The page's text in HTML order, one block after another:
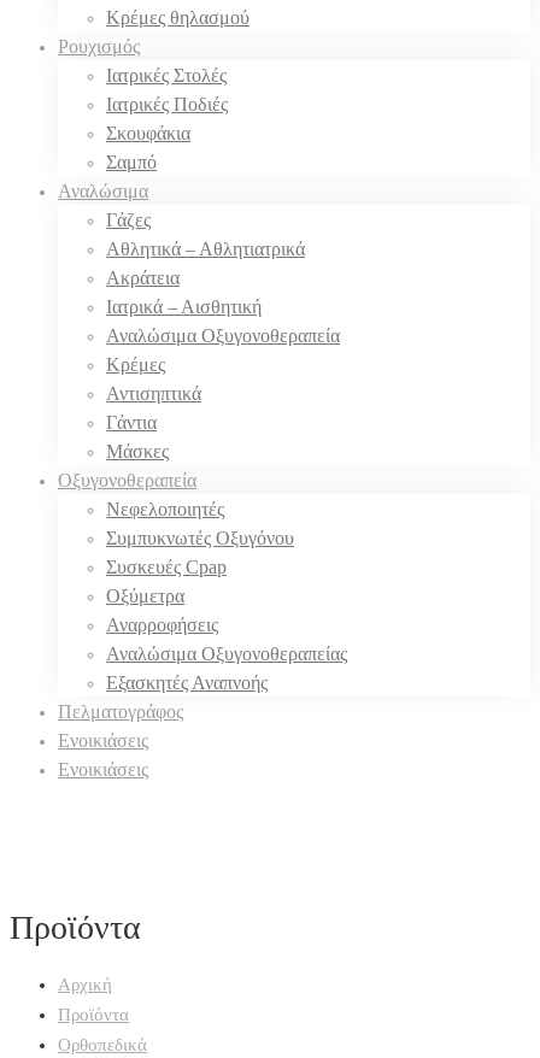
Κρέμες θηλασμού
Ρουχισμός
Ιατρικές Στολές
Ιατρικές Ποδιές
Σκουφάκια
Σαμπό
Αναλώσιμα
Γάζες
Αθλητικά – Αθλητιατρικά
Ακράτεια
Ιατρικά – Αισθητική
Αναλώσιμα Οξυγονοθεραπεία
Κρέμες
Αντισηπτικά
Γάντια
Μάσκες
Οξυγονοθεραπεία
Νεφελοποιητές
Συμπυκνωτές Οξυγόνου
Συσκευές Cpap
Οξύμετρα
Αναρροφήσεις
Αναλώσιμα Οξυγονοθεραπείας
Εξασκητές Αναπνοής
Πελματογράφος
Ενοικιάσεις
Ενοικιάσεις
Προϊόντα
Αρχική
Προϊόντα
Ορθοπεδικά